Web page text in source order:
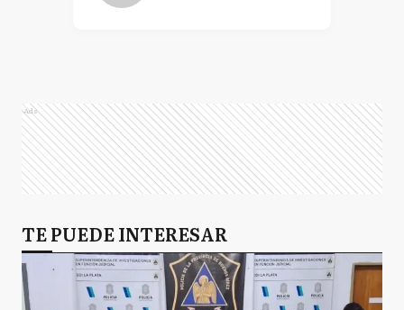
Ads
TE PUEDE INTERESAR